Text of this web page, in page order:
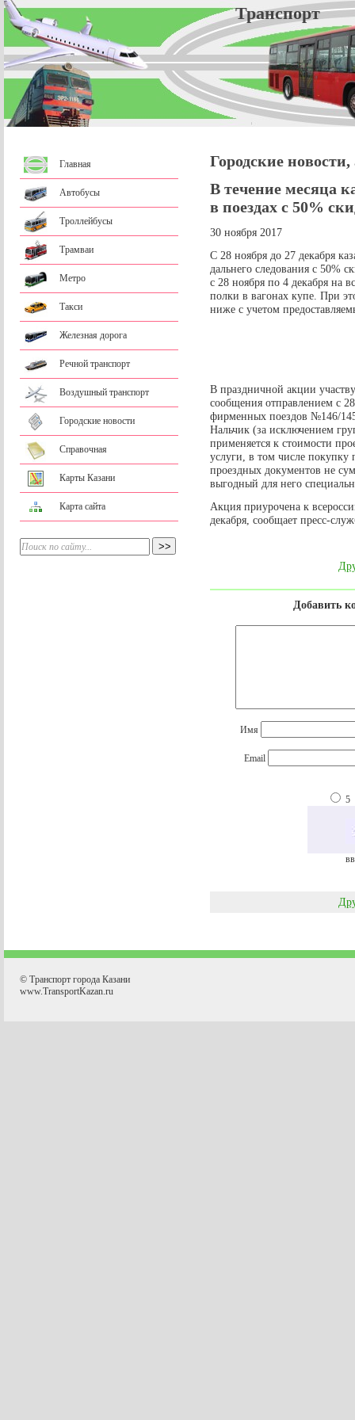
Главная
Автобусы
Троллейбусы
Трамваи
Метро
Такси
Железная дорога
Речной транспорт
Воздушный транспорт
Городские новости
Справочная
Карты Казани
Карта сайта
Городские
В течение месяца
в поездах с 50%
30 ноября 2017
С 28 ноября до 27 декабря
дальнего следования с 50%
с 28 ноября по 4 декабря на
полки в вагонах купе. При
ниже с учетом
В праздничной акции
сообщения отправлением с
фирменных поездов №146/
Нальчик (за исключением
применяется к стоимости
услуги, в том числе
проездных документов не
выгодный для него
Акция приурочена к
декабря, сообщает пресс-
Добавить
Имя
Email
5
© Транспорт города Казани
www.TransportKazan.ru